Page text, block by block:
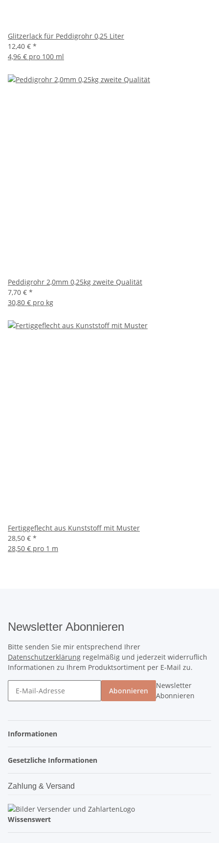
Glitzerlack für Peddigrohr 0,25 Liter
12,40 € *
4,96 € pro 100 ml
Peddigrohr 2,0mm 0,25kg zweite Qualität
7,70 € *
30,80 € pro kg
Fertiggeflecht aus Kunststoff mit Muster
28,50 € *
28,50 € pro 1 m
Newsletter Abonnieren
Bitte senden Sie mir entsprechend Ihrer
Datenschutzerklärung regelmäßig und jederzeit widerruflich
Informationen zu Ihrem Produktsortiment per E-Mail zu.
Abonnieren
Newsletter
Abonnieren
Informationen
Gesetzliche Informationen
Zahlung & Versand
Wissenswert